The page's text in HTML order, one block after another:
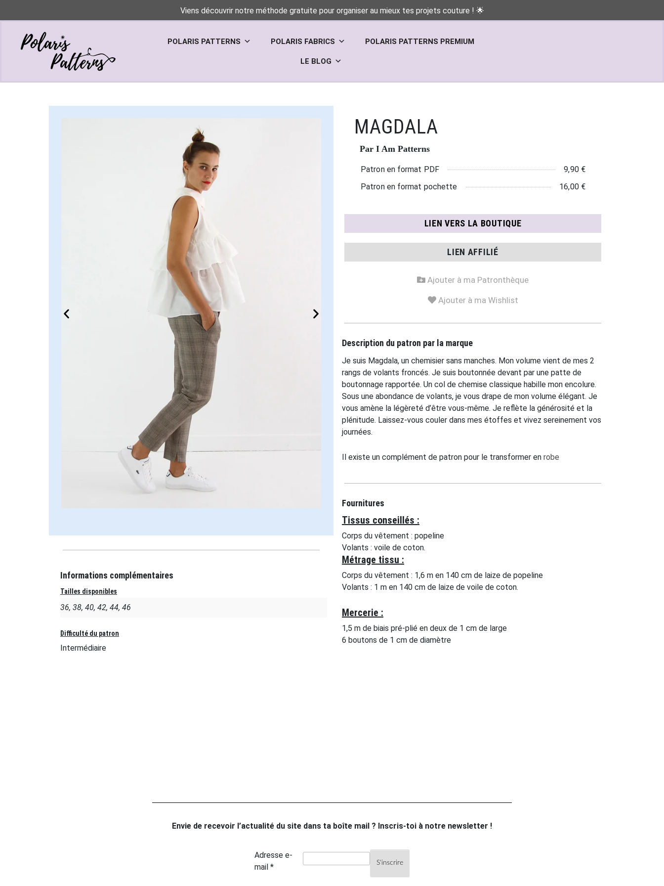
Viens découvrir notre méthode gratuite pour organiser au mieux tes projets couture ! 🌟
POLARIS PATTERNS POLARIS FABRICS POLARIS PATTERNS PREMIUM
LE BLOG
Informations complémentaires
Tailles disponibles
36, 38, 40, 42, 44, 46
Difficulté du patron
Intermédiaire
MAGDALA
Par I Am Patterns
Patron en format PDF
9,90 €
Patron en format pochette
16,00 €
LIEN VERS LA BOUTIQUE
LIEN AFFILIÉ
Ajouter à ma Patronthèque
Ajouter à ma Wishlist
Description du patron par la marque
Je suis Magdala, un chemisier sans manches. Mon volume vient de mes 2
rangs de volants froncés. Je suis boutonnée devant par une patte de
boutonnage rapportée. Un col de chemise classique habille mon encolure.
Sous une abondance de volants, je vous drape de mon volume élégant. Je
vous amène la légèreté d’être vous-même. Je reflète la générosité et la
plénitude. Laissez-vous couler dans mes étoffes et vivez sereinement vos
journées.
Il existe un complément de patron pour le transformer en robe
Fournitures
Tissus conseillés :
Corps du vêtement : popeline
Volants : voile de coton.
Métrage tissu :
Corps du vêtement : 1,6 m en 140 cm de laize de popeline
Volants : 1 m en 140 cm de laize de voile de coton.
Mercerie :
1,5 m de biais pré-plié en deux de 1 cm de large
6 boutons de 1 cm de diamètre
Envie de recevoir l’actualité du site dans ta boîte mail ? Inscris-toi à notre newsletter !
Adresse e-
mail *